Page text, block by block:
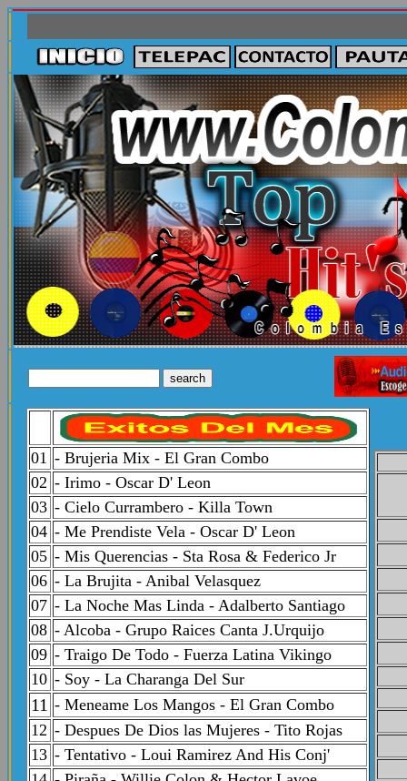
01 - Brujeria Mix - El Gran Combo
02 - Irimo - Oscar D' Leon
03 - Cielo Currambero - Killa Town
04 - Me Prendiste Vela - Oscar D' Leon
05 - Mis Querencias - Sta Rosa & Federico Jr
06 - La Brujita - Anibal Velasquez
07 - La Noche Mas Linda - Adalberto Santiago
08 - Alcoba - Grupo Raices Canta J.Urquijo
09 - Traigo De Todo - Fuerza Latina Vikingo
10 - Soy - La Charanga Del Sur
11 - Meneame Los Mangos - El Gran Combo
12 - Despues De Dios las Mujeres - Tito Rojas
13 - Tentativo - Loui Ramirez And His Conj'